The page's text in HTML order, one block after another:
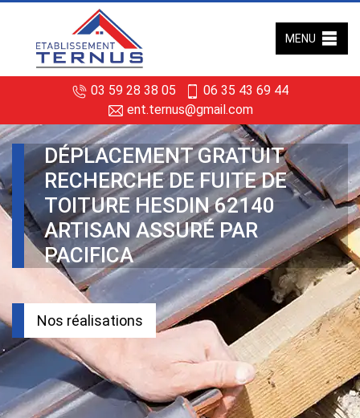
03 59 28 38 05
06 35 43 69 44
ent.ternus@gmail.com
MENU
DÉPLACEMENT GRATUIT
RECHERCHE DE FUITE DE
TOITURE HESDIN 62140
ARTISAN ASSURÉ PAR
PACIFICA
Nos réalisations